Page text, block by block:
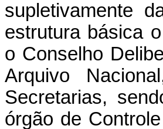
supletivamente
estrutura básica
o Conselho
Arquivo
Secretarias,
órgão de